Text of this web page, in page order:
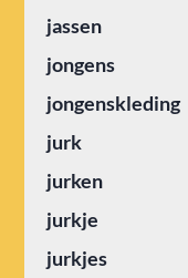
jassen
jongens
jongenskleding
jurk
jurken
jurkje
jurkjes